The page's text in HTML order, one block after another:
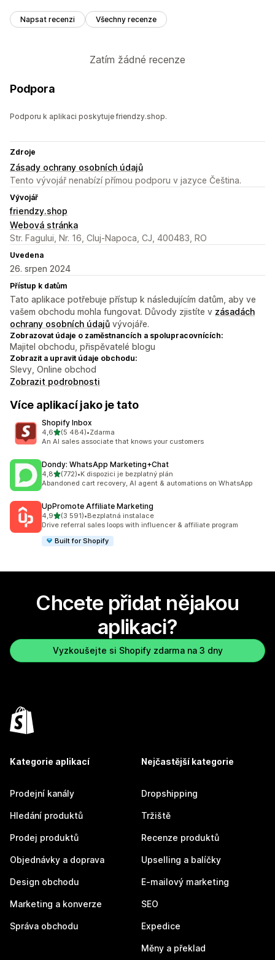
Napsat recenzi Všechny recenze
Zatím žádné recenze
Podpora
Podporu k aplikaci poskytuje friendzy.shop.
Zdroje
Zásady ochrany osobních údajů
Tento vývojář nenabízí přímou podporu v jazyce Čeština.
Vývojář
friendzy.shop
Webová stránka
Str. Fagului, Nr. 16, Cluj-Napoca, CJ, 400483, RO
Uvedena
26. srpen 2024
Přístup k datům
Tato aplikace potřebuje přístup k následujícím datům, aby ve
vašem obchodu mohla fungovat. Důvody zjistíte v zásadách
ochrany osobních údajů vývojáře.
Zobrazovat údaje o zaměstnancích a spolupracovnících:
Majitel obchodu, přispěvatelé blogu
Zobrazit a upravit údaje obchodu:
Slevy, Online obchod
Zobrazit podrobnosti
Více aplikací jako je tato
Shopify Inbox
4,6z 5 hvězd
(5 484)
Celkový počet recenzí: 5484
•Zdarma
An AI sales associate that knows your customers
Dondy: WhatsApp Marketing+Chat
4,8z 5 hvězd
(772)
Celkový počet recenzí: 772
•K dispozici je bezplatný plán
Abandoned cart recovery, AI agent & automations on WhatsApp
UpPromote Affiliate Marketing
4,9z 5 hvězd
(3 591)
Celkový počet recenzí: 3591
•Bezplatná instalace
Drive referral sales loops with influencer & affiliate program
Built for Shopify
Chcete přidat nějakou
aplikaci?
Vyzkoušejte si Shopify zdarma na 3 dny
Kategorie aplikací
Prodejní kanály
Hledání produktů
Prodej produktů
Objednávky a doprava
Design obchodu
Marketing a konverze
Správa obchodu
Nejčastější kategorie
Dropshipping
Tržiště
Recenze produktů
Upselling a balíčky
E-mailový marketing
SEO
Expedice
Měny a překlad